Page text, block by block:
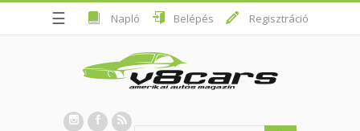
☰ Napló Belépés Regisztráció